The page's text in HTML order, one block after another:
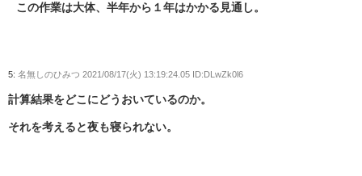
この作業は大体、半年から１年はかかる見通し。
5: 名無しのひみつ 2021/08/17(火) 13:19:24.05 ID:DLwZk0l6
計算結果をどこにどうおいているのか。
それを考えると夜も寝られない。